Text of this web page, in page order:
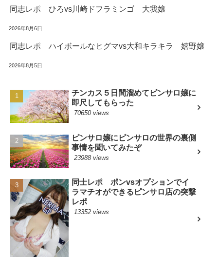
同志レポ ひろvs川崎ドフラミンゴ 大我嬢
2026年8月6日
同志レポ ハイボールなヒグマvs大和キラキラ 嬉野嬢
2026年8月5日
チンカス５日間溜めてピンサロ嬢に
即尺してもらった
70650 views
ピンサロ嬢にピンサロの世界の裏側
事情を聞いてみたぞ
23988 views
同士レポ ポンvsオプションでイ
ラマチオができるピンサロ店の突撃
レポ
13352 views